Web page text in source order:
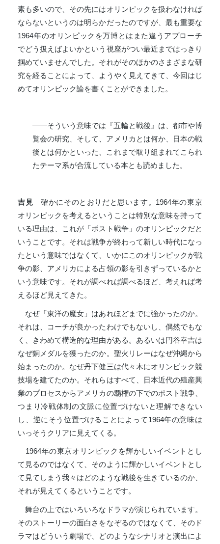
素も多いので、その先にはオリンピックを扱わなければ
ならないというのは明らかだったのですが、最も重要な
1964年のオリンピックを万博とはまた違うアプローチ
でどう扱えばよいかという視座がつい最近まではっきり
掴めていませんでした。それがそのほかのさまざまな研
究を経ることによって、ようやく見えてきて、今回はじ
めてオリンピック論を書くことができました。
――そういう意味では『五輪と戦後』は、都市や博
覧会の研究、そして、アメリカとは何か、日本の戦
後とは何かといった、これまで取り組まれてこられ
たテーマ系が合流している本とも読めました。
吉見 確かにそのとおりだと思います。1964年の東京
オリンピックを考えるということは特別な意味を持って
いる理由は、これが「ポスト戦争」のオリンピックだと
いうことです。それは戦争が終わって新しい時代になっ
たという意味ではなくて、いかにこのオリンピックが戦
争の影、アメリカによる占領の影を引きずっているかと
いう意味です。それが調べれば調べるほど、考えれば考
えるほど見えてきた。
なぜ「東洋の魔女」はあれほどまでに強かったのか。
それは、コーチが良かったわけでもないし、偶然でもな
く、きわめて構造的な理由がある。あるいは円谷幸吉は
なぜ銅メダルを獲ったのか。聖火リレーはなぜ沖縄から
始まったのか。なぜ丹下健三は代々木にオリンピック競
技場を建てたのか。それらはすべて、日本近代の殖産興
業のプロセスからアメリカの覇権の下でのポスト戦争、
つまり冷戦体制の文脈に位置づけないと理解できない
し、逆にそう位置づけることによって1964年の意味は
いっそうクリアに見えてくる。
1964年の東京オリンピックを輝かしいイベントとし
て見るのではなくて、そのように輝かしいイベントとし
て見てしまう我々はどのような戦後を生きているのか、
それが見えてくるということです。
舞台の上ではいろいろなドラマが演じられています。
そのストーリーの面白さをなぞるのではなくて、そのド
ラマはどういう劇場で、どのようなシナリオと演出によ